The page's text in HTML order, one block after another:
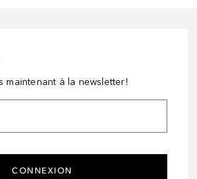
maintenant à la newsletter!
CONNEXION